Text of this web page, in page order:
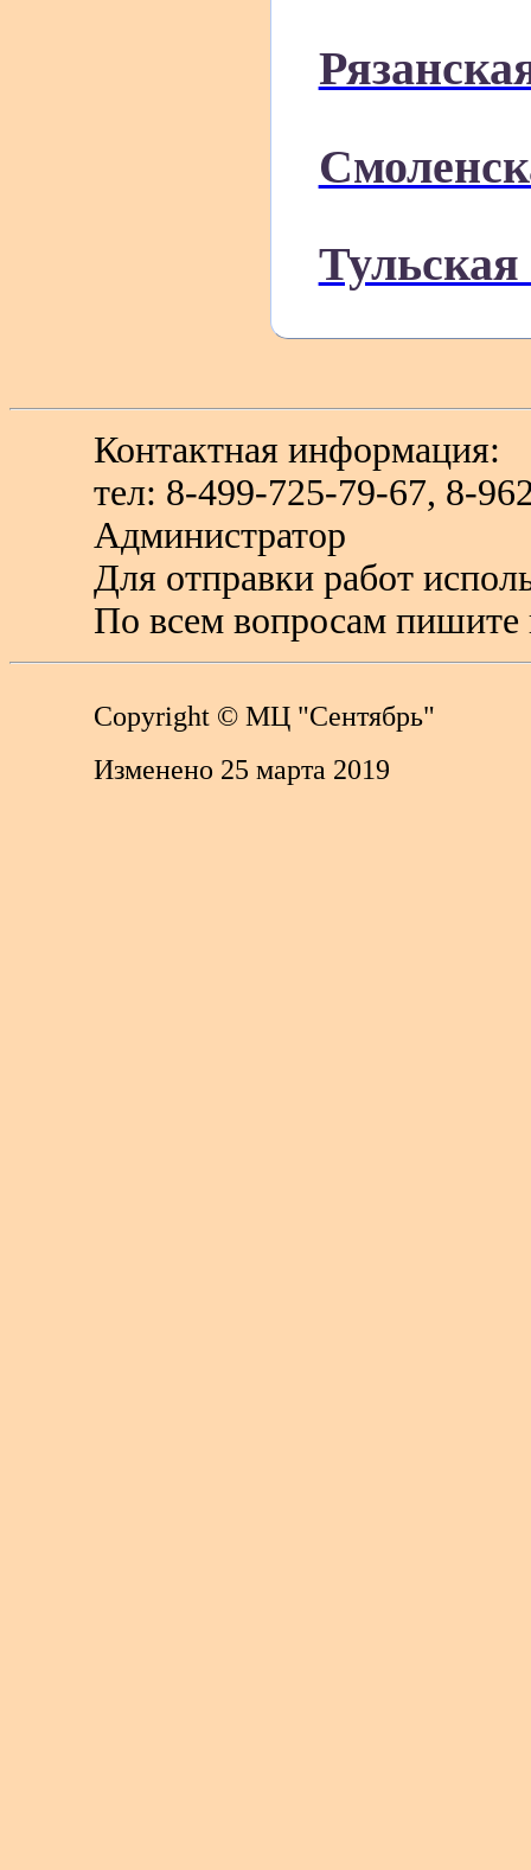
Тульская
Контактная информация:
тел: 8-499-725-79-67, 8-
Администратор
Для отправки работ
По всем вопросам
Copyright © МЦ "Сентябрь"
Изменено 25 марта 2019